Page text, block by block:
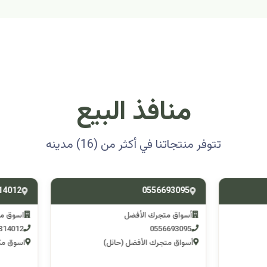
منافذ البيع
تتوفر منتجاتنا في أكثر من (16) مدينه
متجرك الأفضل (حائل)
اسوق مكشات جو (الرصف)